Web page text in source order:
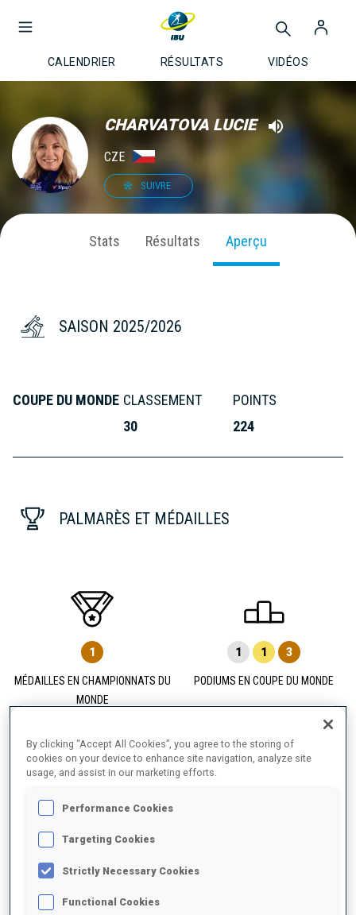
CALENDRIER RÉSULTATS VIDÉOS
CHARVATOVA LUCIE
CZE
SUIVRE
Stats Résultats Aperçu
SAISON 2025/2026
COUPE DU MONDE CLASSEMENT
30
POINTS
224
PALMARÈS ET MÉDAILLES
1
MÉDAILLES EN CHAMPIONNATS DU
MONDE
1 1 3
PODIUMS EN COUPE DU MONDE
DATE DE NAISSANCE
By clicking “Accept All Cookies”, you agree to the storing of
cookies on your device to enhance site navigation, analyze site
usage, and assist in our marketing efforts.
Performance Cookies
Targeting Cookies
Strictly Necessary Cookies
Functional Cookies